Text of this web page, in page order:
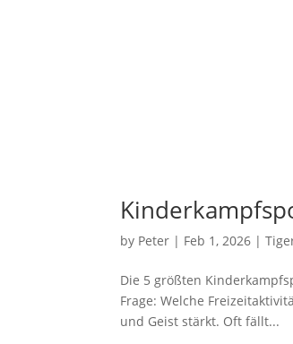
by Peter | Feb 1, 2026 |
Die 5 größten
Frage: Welche
und Geist stärkt. Oft fällt...